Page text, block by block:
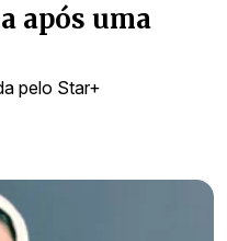
após uma
pelo Star+